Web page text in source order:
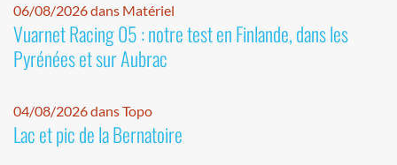
06/08/2026 dans Matériel
Vuarnet Racing 05 : notre test en Finlande, dans les
Pyrénées et sur Aubrac
04/08/2026 dans Topo
Lac et pic de la Bernatoire